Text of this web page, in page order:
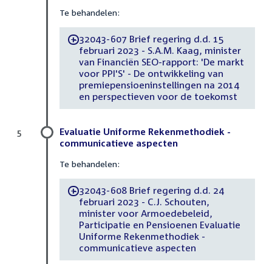
Te behandelen:
-32043-607 Brief regering d.d. 15
februari 2023 - S.A.M. Kaag, minister
van Financiën SEO-rapport: 'De markt
voor PPI'S' - De ontwikkeling van
premiepensioeninstellingen na 2014
en perspectieven voor de toekomst
Evaluatie Uniforme Rekenmethodiek -
communicatieve aspecten
Te behandelen:
-32043-608 Brief regering d.d. 24
februari 2023 - C.J. Schouten,
minister voor Armoedebeleid,
Participatie en Pensioenen Evaluatie
Uniforme Rekenmethodiek -
communicatieve aspecten
5